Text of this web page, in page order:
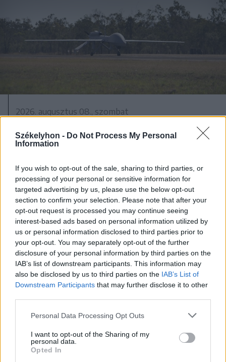
Székelyhon - Do Not Process My Personal
Information
If you wish to opt-out of the sale, sharing to third parties, or
processing of your personal or sensitive information for
targeted advertising by us, please use the below opt-out
section to confirm your selection. Please note that after your
opt-out request is processed you may continue seeing
interest-based ads based on personal information utilized by
us or personal information disclosed to third parties prior to
your opt-out. You may separately opt-out of the further
disclosure of your personal information by third parties on the
IAB’s list of downstream participants. This information may
also be disclosed by us to third parties on the IAB’s List of
Downstream Participants that may further disclose it to other
Personal Data Processing Opt Outs
I want to opt-out of the Sharing of my
personal data.
Opted In
2026. augusztus 08., szombat
Románia irányából érkező ukrán
csalidrón robbant fel Bulgáriában –